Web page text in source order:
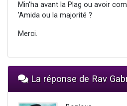
Min'ha avant la Plag ou avoir
'Amida ou la majorité ?
Merci.
La réponse de Rav